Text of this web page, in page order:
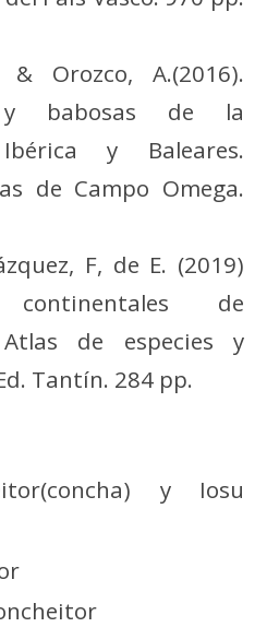
& Orozco, A.(2016).
y babosas de la
y Baleares.
de Campo Omega.
F, de E. (2019)
continentales de
de especies y
Tantín. 284 pp.
y Iosu